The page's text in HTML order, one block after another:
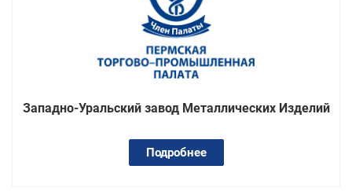
Западно-Уральский завод Металлических Изделий
Подробнее